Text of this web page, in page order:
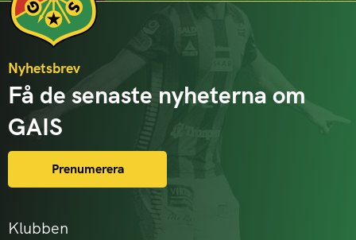
Klubben
Nyhetsbrev
Få de senaste nyheterna om
GAIS
Prenumerera